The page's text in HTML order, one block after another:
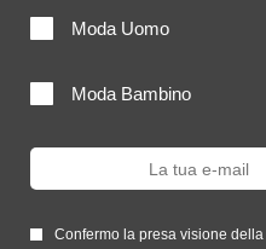
Moda Uomo
Moda Bambino
Confermo la presa visione della